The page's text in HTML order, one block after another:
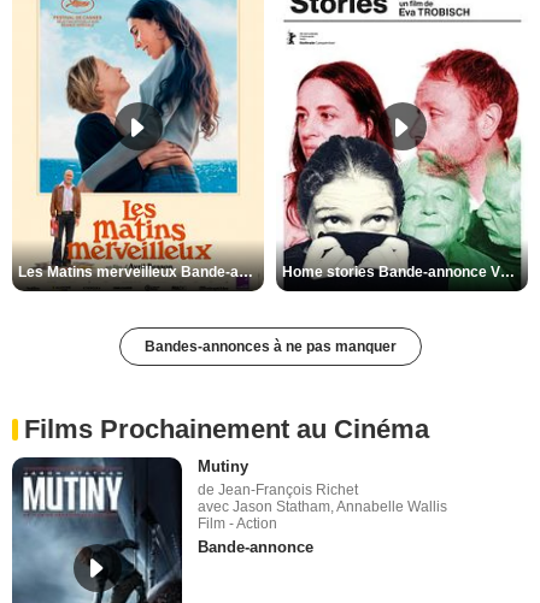
Les Matins merveilleux Bande-annonce VF Home stories Bande-annonce VO STFR
Bandes-annonces à ne pas manquer
Films Prochainement au Cinéma
Mutiny
de Jean-François Richet
avec Jason Statham, Annabelle Wallis
Film - Action
Bande-annonce